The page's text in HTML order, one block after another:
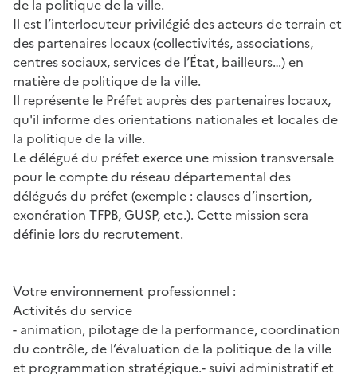
de la politique de la ville.
Il est l’interlocuteur privilégié des acteurs de terrain et
des partenaires locaux (collectivités, associations,
centres sociaux, services de l’État, bailleurs…) en
matière de politique de la ville.
Il représente le Préfet auprès des partenaires locaux,
qu'il informe des orientations nationales et locales de
la politique de la ville.
Le délégué du préfet exerce une mission transversale
pour le compte du réseau départemental des
délégués du préfet (exemple : clauses d’insertion,
exonération TFPB, GUSP, etc.). Cette mission sera
définie lors du recrutement.
Votre environnement professionnel :
Activités du service
- animation, pilotage de la performance, coordination
du contrôle, de l’évaluation de la politique de la ville
et programmation stratégique.- suivi administratif et